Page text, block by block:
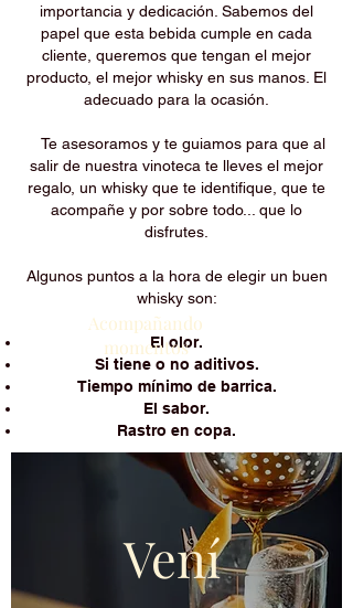
importancia y dedicación. Sabemos del
papel que esta bebida cumple en cada
cliente, queremos que tengan el mejor
producto, el mejor whisky en sus manos. El
adecuado para la ocasión.
Te asesoramos y te guiamos para que al
salir de nuestra vinoteca te lleves el mejor
regalo, un whisky que te identifique, que te
acompañe y por sobre todo... que lo
disfrutes.
Algunos puntos a la hora de elegir un buen
whisky son:
El olor.
Si tiene o no aditivos.
Tiempo mínimo de barrica.
El sabor.
Rastro en copa.
Acompañando
momentos
Vení